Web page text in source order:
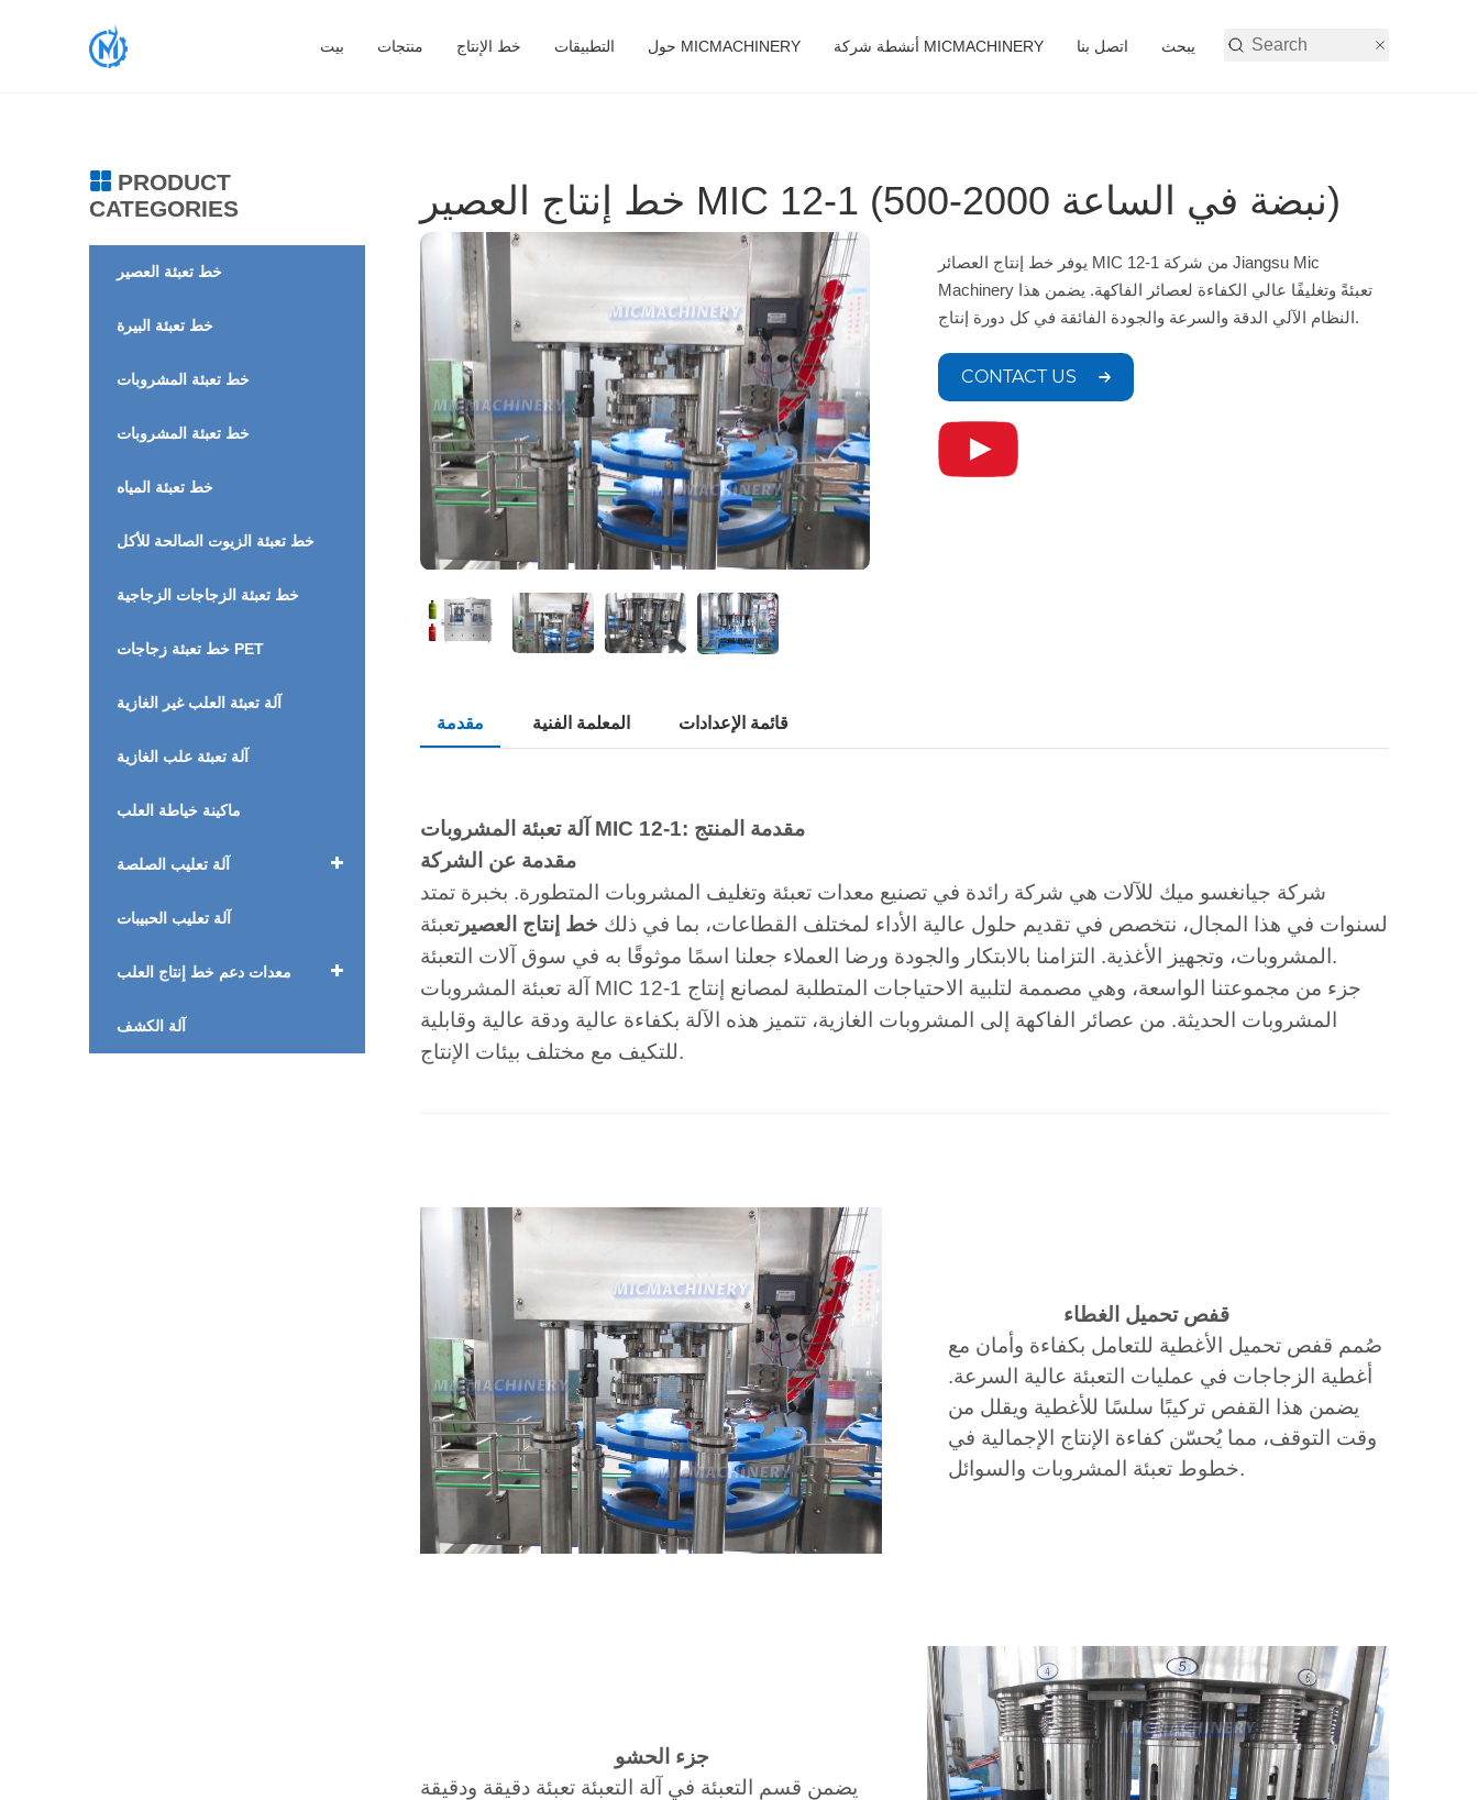
بيت منتجات خط الإنتاج التطبيقات حول MICMACHINERY أنشطة شركة MICMACHINERY اتصل بنا يبحث
PRODUCT
CATEGORIES
خط تعبئة العصير
خط تعبئة البيرة
خط تعبئة المشروبات
خط تعبئة المشروبات
خط تعبئة المياه
خط تعبئة الزيوت الصالحة للأكل
خط تعبئة الزجاجات الزجاجية
خط تعبئة زجاجات PET
آلة تعبئة العلب غير الغازية
آلة تعبئة علب الغازية
ماكينة خياطة العلب
آلة تعليب الصلصة
آلة تعليب الحبيبات
معدات دعم خط إنتاج العلب
آلة الكشف
خط إنتاج العصير MIC 12-1 (500-2000 نبضة في الساعة)
يوفر خط إنتاج العصائر MIC 12-1 من شركة Jiangsu Mic
Machinery تعبئةً وتغليفًا عالي الكفاءة لعصائر الفاكهة. يضمن هذا
النظام الآلي الدقة والسرعة والجودة الفائقة في كل دورة إنتاج.
CONTACT US
مقدمة المعلمة الفنية قائمة الإعدادات
آلة تعبئة المشروبات MIC 12-1: مقدمة المنتج
مقدمة عن الشركة
شركة جيانغسو ميك للآلات هي شركة رائدة في تصنيع معدات تعبئة وتغليف المشروبات المتطورة. بخبرة تمتد
لسنوات في هذا المجال، نتخصص في تقديم حلول عالية الأداء لمختلف القطاعات، بما في ذلك خط إنتاج العصيرتعبئة
المشروبات، وتجهيز الأغذية. التزامنا بالابتكار والجودة ورضا العملاء جعلنا اسمًا موثوقًا به في سوق آلات التعبئة.
آلة تعبئة المشروبات MIC 12-1 جزء من مجموعتنا الواسعة، وهي مصممة لتلبية الاحتياجات المتطلبة لمصانع إنتاج
المشروبات الحديثة. من عصائر الفاكهة إلى المشروبات الغازية، تتميز هذه الآلة بكفاءة عالية ودقة عالية وقابلية
للتكيف مع مختلف بيئات الإنتاج.
قفص تحميل الغطاء
صُمم قفص تحميل الأغطية للتعامل بكفاءة وأمان مع
أغطية الزجاجات في عمليات التعبئة عالية السرعة.
يضمن هذا القفص تركيبًا سلسًا للأغطية ويقلل من
وقت التوقف، مما يُحسّن كفاءة الإنتاج الإجمالية في
خطوط تعبئة المشروبات والسوائل.
جزء الحشو
يضمن قسم التعبئة في آلة التعبئة تعبئة دقيقة ودقيقة